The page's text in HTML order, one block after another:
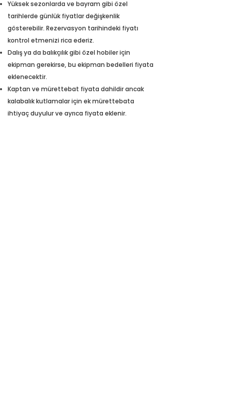
Yüksek sezonlarda ve bayram gibi özel
tarihlerde günlük fiyatlar değişkenlik
gösterebilir. Rezervasyon tarihindeki fiyatı
kontrol etmenizi rica ederiz.
Dalış ya da balıkçılık gibi özel hobiler için
ekipman gerekirse, bu ekipman bedelleri fiyata
eklenecektir.
Kaptan ve mürettebat fiyata dahildir ancak
kalabalık kutlamalar için ek mürettebata
ihtiyaç duyulur ve ayrıca fiyata eklenir.